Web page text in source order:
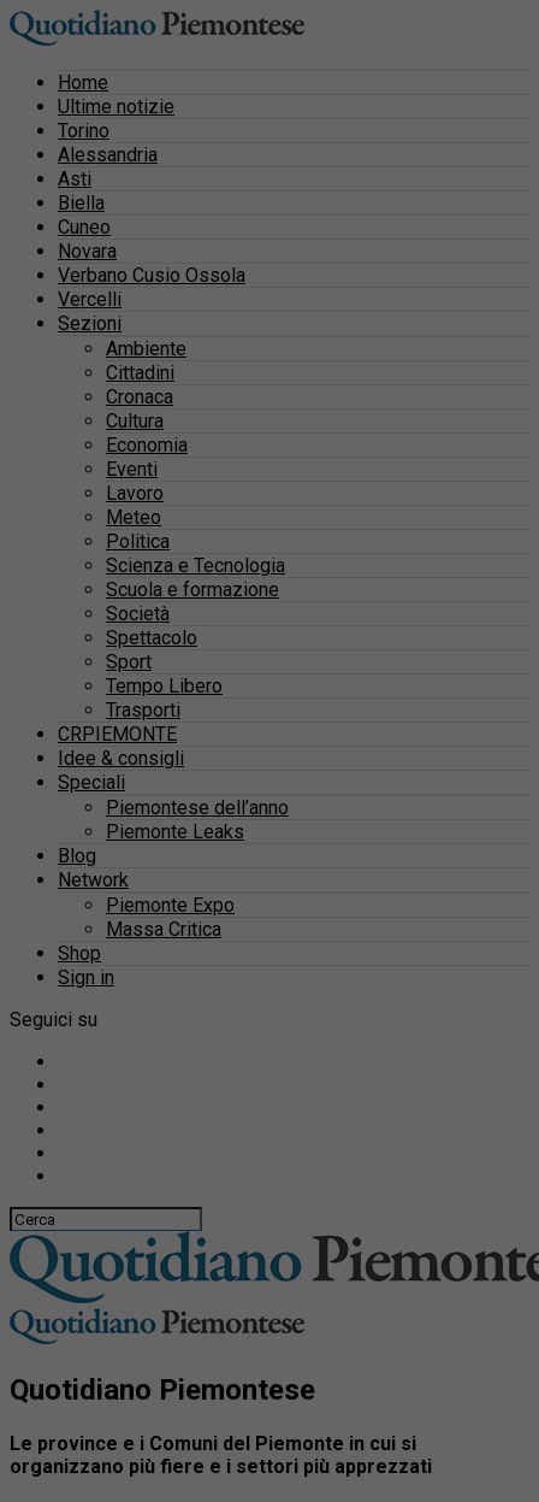
Home
Ultime notizie
Torino
Alessandria
Asti
Biella
Cuneo
Novara
Verbano Cusio Ossola
Vercelli
Sezioni
Ambiente
Cittadini
Cronaca
Cultura
Economia
Eventi
Lavoro
Meteo
Politica
Scienza e Tecnologia
Scuola e formazione
Società
Spettacolo
Sport
Tempo Libero
Trasporti
CRPIEMONTE
Idee & consigli
Speciali
Piemontese dell’anno
Piemonte Leaks
Blog
Network
Piemonte Expo
Massa Critica
Shop
Sign in
Seguici su
Quotidiano Piemontese
Le province e i Comuni del Piemonte in cui si
organizzano più fiere e i settori più apprezzati